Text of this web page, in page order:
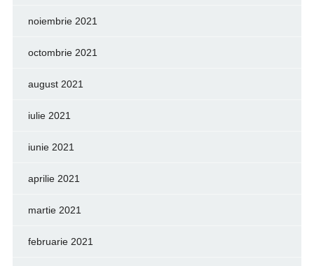
noiembrie 2021
octombrie 2021
august 2021
iulie 2021
iunie 2021
aprilie 2021
martie 2021
februarie 2021